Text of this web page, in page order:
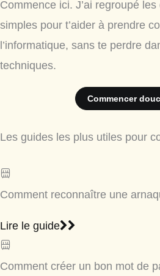
Commence ici. J’ai regroupé
simples pour t’aider à prendre
l’informatique, sans te perdre
techniques.
Commencer
Les guides les plus utiles pour
Comment reconnaître une
Lire le guide
Comment créer un bon mot de